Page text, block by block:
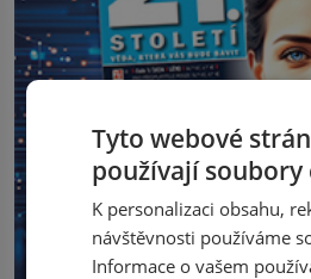
Tyto webové
používají soubory
K personalizaci obsahu,
návštěvnosti používáme
Informace o vašem